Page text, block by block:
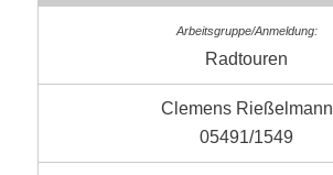
Radtouren
Clemens Rießelmann
05491/1549